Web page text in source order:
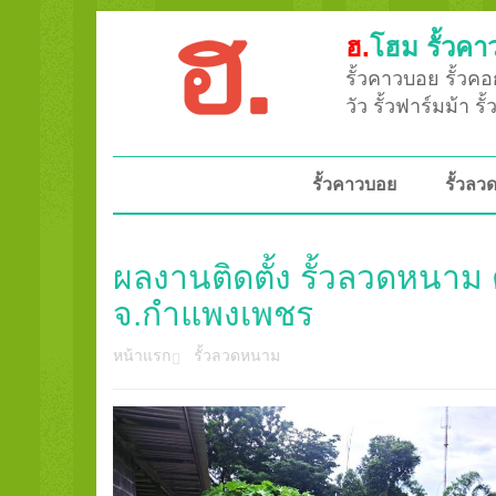
ฮ.โฮม รั้วคา
รั้วคาวบอย รั้วค
วัว รั้วฟาร์มม้า รั้
รั้วคาวบอย รั้วลว
ผลงานติดตั้ง รั้วลวดหนา
จ.กำแพงเพชร
หน้าแรก รั้วลวดหนาม